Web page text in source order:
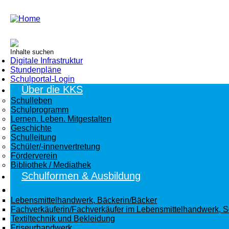
Digitale Infrastruktur
Stundenpläne
Schulportal-Login
Über die KKS
Schulleben
Schulprogramm
Lernen. Leben. Mitgestalten
Geschichte
Schulleitung
Schüler/-innenvertretung
Förderverein
Bibliothek / Mediathek
Schulformen & Ausbildung
Lebensmittelhandwerk, Bäckerin/Bäcker
Fachverkäuferin/Fachverkäufer im Lebensmittelhandwerk,
Textiltechnik und Bekleidung